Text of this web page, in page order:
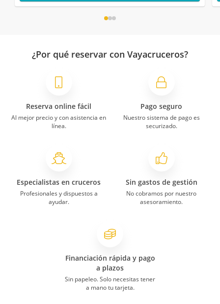
¿Por qué reservar con Vayacruceros?
Reserva online fácil
Al mejor precio y con asistencia en
línea.
Pago seguro
Nuestro sistema de pago es
securizado.
Especialistas en cruceros
Profesionales y dispuestos a
ayudar.
Sin gastos de gestión
No cobramos por nuestro
asesoramiento.
Financiación rápida y pago
a plazos
Sin papeleo. Solo necesitas tener
a mano tu tarjeta.